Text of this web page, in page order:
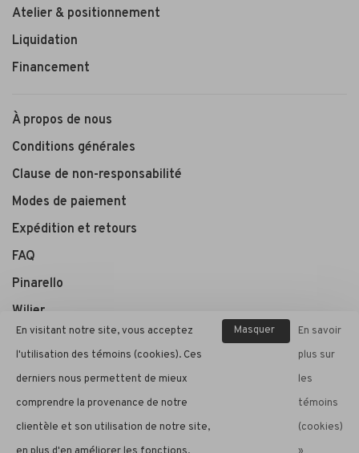
Atelier & positionnement
Liquidation
Financement
À propos de nous
Conditions générales
Clause de non-responsabilité
Modes de paiement
Expédition et retours
FAQ
Pinarello
Wilier
André Cycle et Sport
© Copyright 2026 André Cycle et Sport
En visitant notre site, vous acceptez
l'utilisation des témoins (cookies). Ces
derniers nous permettent de mieux
comprendre la provenance de notre
clientèle et son utilisation de notre site,
Masquer
En savoir
plus sur
les
témoins
(cookies)